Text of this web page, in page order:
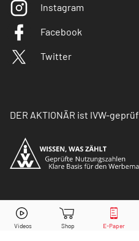
Dr. Hönle Aktie jetzt handeln?
Instagram
Facebook
Twitter
DER AKTIONÄR ist IVW-
© Copyright 2026